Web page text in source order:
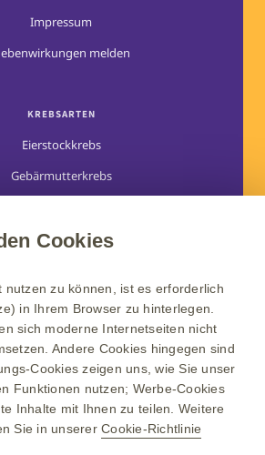
Impressum
melden
KREBSARTEN
Eierstockkrebs
Gebärmutterkrebs
Myelofibrose
und Soziales
Schritte nach Diagnose
Aktiv werden
„Zurück zu Dir“-Seite
Cookies
nutzen zu können, ist es erforderlich
in Ihrem Browser zu hinterlegen.
sich moderne Internetseiten nicht
Andere Cookies hingegen sind
Cookies zeigen uns, wie Sie unser
Funktionen nutzen; Werbe-Cookies
Inhalte mit Ihnen zu teilen. Weitere
Sie in unserer Cookie-Richtlinie